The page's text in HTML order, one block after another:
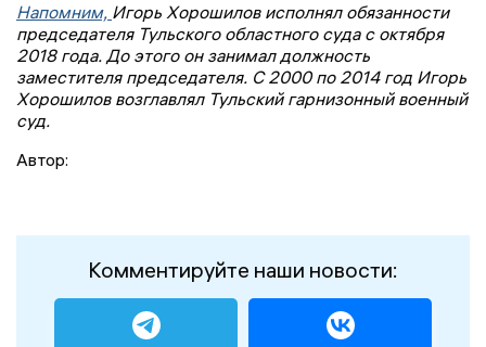
Напомним, Игорь Хорошилов исполнял обязанности
председателя Тульского областного суда с октября
2018 года. До этого он занимал должность
заместителя председателя. С 2000 по 2014 год Игорь
Хорошилов возглавлял Тульский гарнизонный военный
суд.
Автор:
Комментируйте наши новости: